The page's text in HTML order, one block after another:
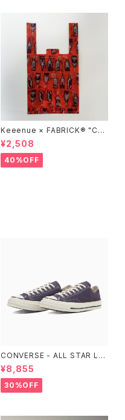
Keeenue × FABRICK®︎ "CO
MPACT SHOPPING BAG" st
acks Exclusive model
¥2,508
40%OFF
CONVERSE - ALL STAR LG
CY OX （Purple）
¥8,855
30%OFF